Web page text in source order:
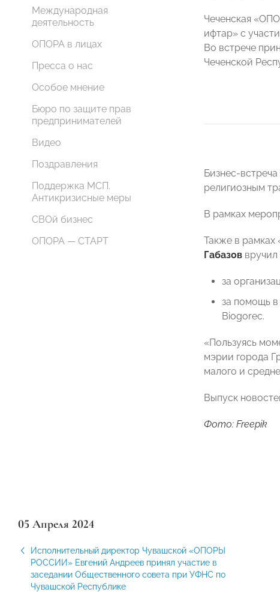
Международная
деятельность
ОПОРА в лицах
Пресса о нас
Особое мнение
Бюро по защите прав
предпринимателей
Видео
Поздравления
Поддержка МСП.
Антикризисные меры
СВОй бизнес
ОПОРА — СТАРТ
Чеченская
ифтар» с
Во встрече
Чеченской
Бизнес-
религиозным
В рамках
Также в рамках
Габазов
за
за помощь в
Biogorec.
«Пользуясь
мэрии города
малого и
Выпуск
Фото: Freepik
05 Апреля 2024
Исполнительный директор Чувашской «ОПОРЫ
РОССИИ» Евгений Андреев принял участие в
заседании Общественного совета при УФНС по
Чувашской Республике